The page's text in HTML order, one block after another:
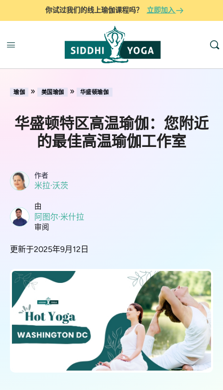
你试过我们的线上瑜伽课程吗？ 立即加入
瑜伽 » 美国瑜伽 » 华盛顿瑜伽
华盛顿特区高温瑜伽：您附近
的最佳高温瑜伽工作室
作者
米拉·沃茨
由
阿图尔·米什拉
审阅
更新于2025年9月12日